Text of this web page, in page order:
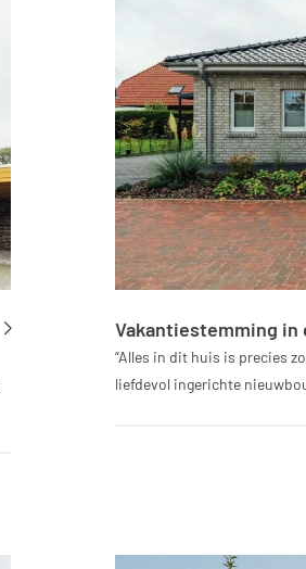
Vakantiestemming in
“Alles in dit huis is precies
liefdevol ingerichte